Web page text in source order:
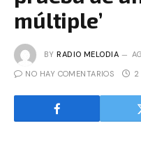
múltiple’
BY RADIO MELODIA
NO HAY COMENTARIOS 2